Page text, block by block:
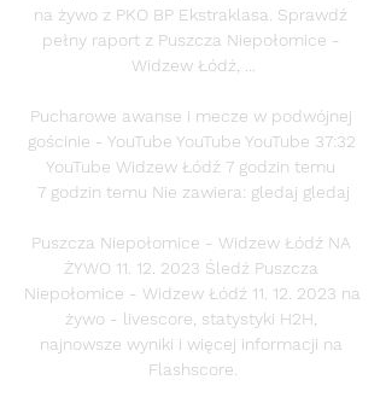
na żywo z PKO BP Ekstraklasa. Sprawdź
pełny raport z Puszcza Niepołomice -
Widzew Łódź, ...
Pucharowe awanse i mecze w podwójnej
gościnie - YouTube YouTube YouTube 37:32
YouTube Widzew Łódź 7 godzin temu
7 godzin temu Nie zawiera: gledaj gledaj
Puszcza Niepołomice - Widzew Łódź NA
ŻYWO 11. 12. 2023 Śledź Puszcza
Niepołomice - Widzew Łódź 11. 12. 2023 na
żywo - livescore, statystyki H2H,
najnowsze wyniki i więcej informacji na
Flashscore.